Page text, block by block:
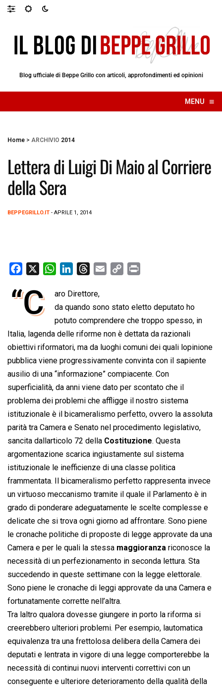
Blog ufficiale di Beppe Grillo con articoli, approfondimenti ed opinioni
MENU ≡
☰
Home > ARCHIVIO 2014
Lettera di Luigi Di Maio al Corriere
della Sera
BEPPEGRILLO.IT - APRILE 1, 2014
c
e
o
o
k
W
a
t
s
A
p
p
n
k
e
d
I
n
r
e
a
d
s
i
l
y
L
i
n
k
n
t
“C
aro Direttore,
da quando sono stato eletto deputato ho
potuto comprendere che troppo spesso, in
Italia, lagenda delle riforme non è dettata da razionali
obiettivi riformatori, ma da luoghi comuni dei quali lopinione
pubblica viene progressivamente convinta con il sapiente
ausilio di una “informazione” compiacente. Con
superficialità, da anni viene dato per scontato che il
problema dei problemi che affligge il nostro sistema
istituzionale è il bicameralismo perfetto, ovvero la assoluta
parità tra Camera e Senato nel procedimento legislativo,
sancita dallarticolo 72 della Costituzione. Questa
argomentazione scarica ingiustamente sul sistema
istituzionale le inefficienze di una classe politica
frammentata. Il bicameralismo perfetto rappresenta invece
un virtuoso meccanismo tramite il quale il Parlamento è in
grado di ponderare adeguatamente le scelte complesse e
delicate che si trova ogni giorno ad affrontare. Sono piene
le cronache politiche di proposte di legge approvate da una
Camera e per le quali la stessa maggioranza riconosce la
necessità di un perfezionamento in seconda lettura. Sta
succedendo in queste settimane con la legge elettorale.
Sono piene le cronache di leggi approvate da una Camera e
fortunatamente corrette nell’altra.
Tra laltro qualora dovesse giungere in porto la riforma si
creerebbero ulteriori problemi. Per esempio, lautomatica
equivalenza tra una frettolosa delibera della Camera dei
deputati e lentrata in vigore di una legge comporterebbe la
necessità di continui nuovi interventi correttivi con un
conseguente e ulteriore deterioramento della qualità della